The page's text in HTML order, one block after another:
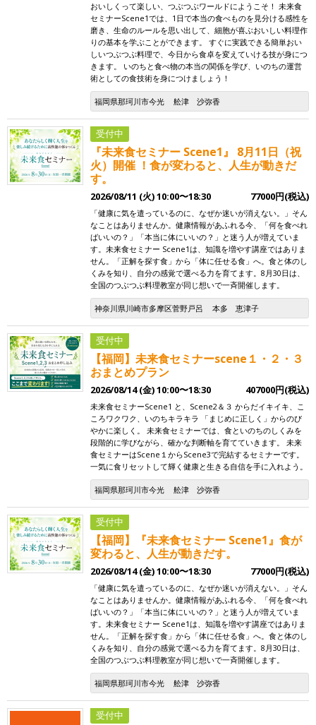
おいしくって楽しい、つぶつぶワールドにようこそ！ 未来食
セミナーScene1では、1日で本当の食べものを見分ける感性を
磨き、生命のルールを思い出して、細胞が喜ぶおいしい料理作
りの基本を学ぶことができます。 すぐに実践できる簡単おい
しいつぶつぶ料理で、今日から食卓を変えていける技が身につ
きます。 いのちと食べ物の本当の関係を学び、いのちの運営
術としての食技術を身につけましょう！
福岡県那珂川市今光 舩津 沙弥香
受付中
『未来食セミナー Scene1』 8月11日（祝
火）開催 ！食が変わると、人生が動きだ
す。
2026/08/11 (火) 10:00〜18:30 77000円(税込)
「健康に気を遣っているのに、なぜか迷いが消えない。」そん
なことはありませんか。健康情報があふれる今、「何を食べれ
ばいいの？」「本当に体にいいの？」と迷う人が増えていま
す。未来食セミナー Scene1は、知識を増やす講座ではありま
せん。「正解を探す食」から「体に任せる食」へ。食と体のし
くみを知り、自分の感覚で選べる力を育てます。8月30日は、
全国のつぶつぶ料理教室が同じ想いで一斉開催します。
神奈川県川崎市多摩区菅野戸呂 本多 恵津子
受付中
【福岡】未来食セミナーscene１・２・３
おまとめプラン
2026/08/14 (金) 10:00〜18:30 407000円(税込)
未来食セミナーScene1 と、Scene2＆３ からだイキイキ、こ
ころワクワク、いのちキラキラ 「まじめに正しく」からのび
やかに楽しく。 未来食セミナーでは、食といのちのしくみを
段階的に学びながら、確かな判断軸を育てていきます。 未来
食セミナーはScene１からScene3で完結するセミナーです。
一気に食リセットして輝く健康と生きる自信を手に入れよう。
福岡県那珂川市今光 舩津 沙弥香
受付中
【福岡】『未来食セミナー Scene1』食が
変わると、人生が動きだす。
2026/08/14 (金) 10:00〜18:30 77000円(税込)
「健康に気を遣っているのに、なぜか迷いが消えない。」そん
なことはありませんか。健康情報があふれる今、「何を食べれ
ばいいの？」「本当に体にいいの？」と迷う人が増えていま
す。未来食セミナー Scene1は、知識を増やす講座ではありま
せん。「正解を探す食」から「体に任せる食」へ。食と体のし
くみを知り、自分の感覚で選べる力を育てます。8月30日は、
全国のつぶつぶ料理教室が同じ想いで一斉開催します。
福岡県那珂川市今光 舩津 沙弥香
受付中